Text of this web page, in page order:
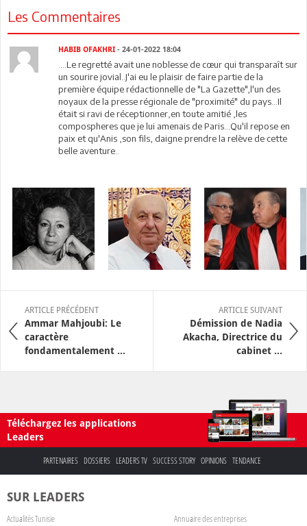
Les Commentaires
HABIB OFAKHRI - 24-01-2022 18:04
....Le regretté avait une noblesse de cœur qui transparaît sur
un sourire jovial..J'ai eu le plaisir de faire partie de la
première équipe rédactionnelle de "La Gazette",l'un des
noyaux de la presse régionale de "proximité" du pays...Il
était si ravi de réceptionner,en toute amitié ,les
compospheres que je lui amenais de Paris...Qu'il repose en
paix et qu'Anis ,son fils, daigne prendre la relève de cette
belle aventure..
ARTICLE PRÉCÉDENT
Ammar Mahjoubi: Le
caractère
fondamentalement ...
ARTICLE SUIVANT
Démission de Nadia
Akacha, Directrice du
cabinet ...
Téléchargez les applications
Leaders
PARTENAIRES DOSSIERS LEADERS TV SUCCESS STORY OPINIONS TENDANCE
SUR LEADERS
Actualités Tunisie
Annuaire des entreprises